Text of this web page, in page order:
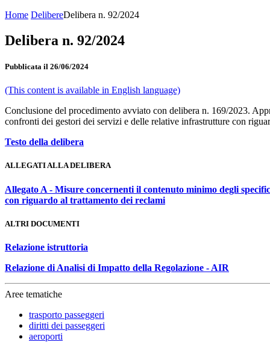
Home DelibereDelibera n. 92/2024
Delibera n. 92/2024
Pubblicata il 26/06/2024
(This content is available in English language)
Conclusione del procedimento avviato con delibera n. 169/2023.
confronti dei gestori dei servizi e delle relative infrastrutture con
Testo della delibera
ALLEGATI ALLA DELIBERA
Allegato A - Misure concernenti il contenuto minimo degli
con riguardo al trattamento dei reclami
ALTRI DOCUMENTI
Relazione istruttoria
Relazione di Analisi di Impatto della Regolazione - AIR
Aree tematiche
trasporto passeggeri
diritti dei passeggeri
aeroporti